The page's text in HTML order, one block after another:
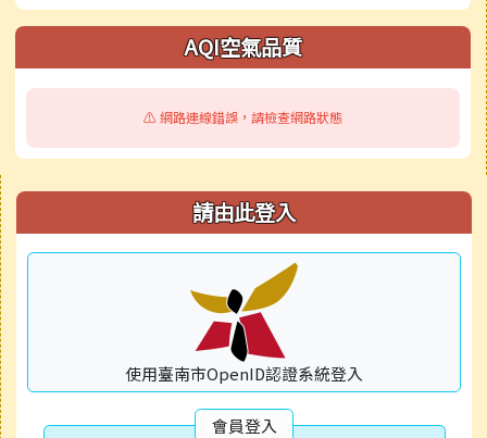
檔案下載
校園公告
業務職掌
AQI空氣品質
⚠️ 網路連線錯誤，請檢查網路狀態
右邊區域內容 請由此登入
使用臺南市OpenID認證系統登入
會員登入